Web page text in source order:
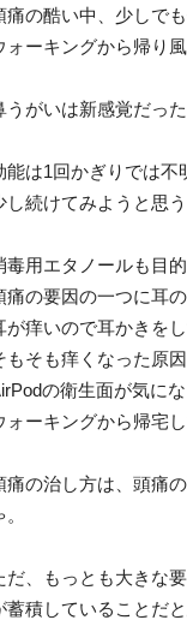
痛の酷い中、少しで
ォーキングから帰り
うがいは新感覚だった
能は1回かぎりでは不
し続けてみようと思う
毒用エタノールも目
痛の要因の一つに耳
が痒いので耳かきを
もそも痒くなった原
の衛生面が気にな
ォーキングから帰宅
痛の治し方は、頭痛
。
だ、もっとも大きな
蓄積していることだ